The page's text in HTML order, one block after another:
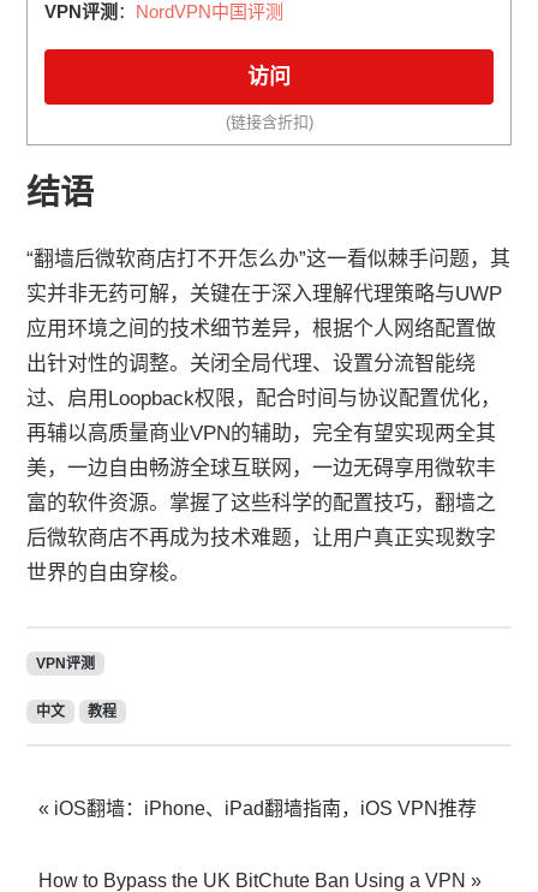
VPN评测 ： NordVPN中国评测
访问
(链接含折扣)
结语
“翻墙后微软商店打不开怎么办”这一看似棘手问题，其
实并非无药可解，关键在于深入理解代理策略与UWP
应用环境之间的技术细节差异，根据个人网络配置做
出针对性的调整。关闭全局代理、设置分流智能绕
过、启用Loopback权限，配合时间与协议配置优化，
再辅以高质量商业VPN的辅助，完全有望实现两全其
美，一边自由畅游全球互联网，一边无碍享用微软丰
富的软件资源。掌握了这些科学的配置技巧，翻墙之
后微软商店不再成为技术难题，让用户真正实现数字
世界的自由穿梭。
VPN评测
中文 教程
iOS翻墙：iPhone、iPad翻墙指南，iOS VPN推荐
How to Bypass the UK BitChute Ban Using a VPN